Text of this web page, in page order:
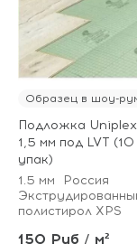
Образец в шоу-
Подложка
1,5 мм под LVT
упак)
1.5 мм
Россия
полистирол XPS
150 Руб / м²